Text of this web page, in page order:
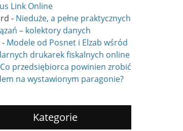
Link Online
- Nieduże, a pełne praktycznych
– kolektory danych
- Modele od Posnet i Elzab wśród
drukarek fiskalnych online
Co przedsiębiorca powinien zrobić
na wystawionym paragonie?
Kategorie